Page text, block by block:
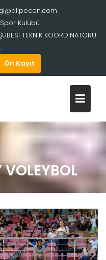
Kulübü
TEKNİK KOORDİNATÖRÜ
Ön Kayıt